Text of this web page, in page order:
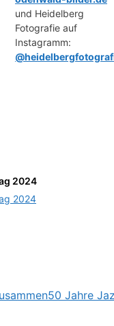
und Heidelberg
Fotografie auf
Instagramm:
2024
50 Jahre